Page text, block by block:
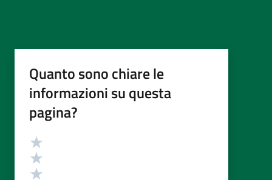
Quanto sono chiare le
informazioni su questa
pagina?
Valutazione